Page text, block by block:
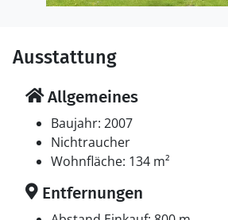
Ausstattung
Allgemeines
Baujahr: 2007
Nichtraucher
Wohnfläche: 134 m²
Entfernungen